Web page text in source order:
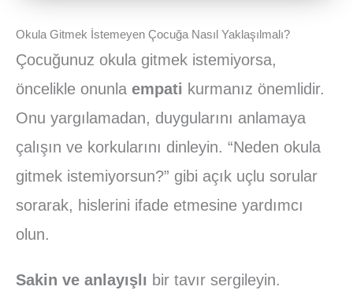
Okula Gitmek İstemeyen Çocuğa Nasıl Yaklaşılmalı?
Çocuğunuz okula gitmek istemiyorsa,
öncelikle onunla empati kurmanız önemlidir.
Onu yargılamadan, duygularını anlamaya
çalışın ve korkularını dinleyin. “Neden okula
gitmek istemiyorsun?” gibi açık uçlu sorular
sorarak, hislerini ifade etmesine yardımcı
olun.
Sakin ve anlayışlı bir tavır sergileyin.